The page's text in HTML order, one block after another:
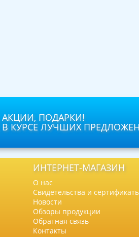
ПОДАРКИ!
КУРСЕ ЛУЧШИХ
ИНТЕРНЕТ-МАГАЗИН
О нас
Свидетельства и
Новости
Обзоры продукции
Обратная связь
Контакты